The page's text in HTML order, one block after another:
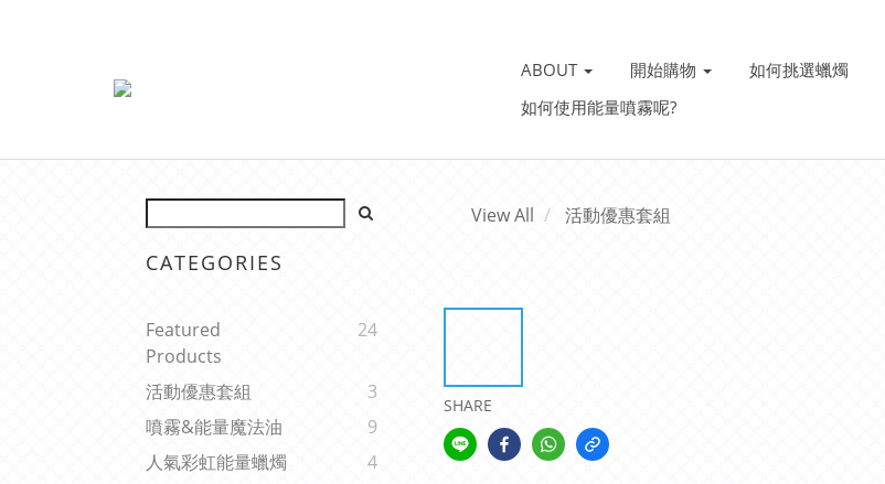
ABOUT 開始購物 如何挑選蠟燭
如何使用能量噴霧呢?
CATEGORIES
Featured
Products
24
活動優惠套組
3
噴霧&能量魔法油
9
人氣彩虹能量蠟燭
4
View All 活動優惠套組
SHARE